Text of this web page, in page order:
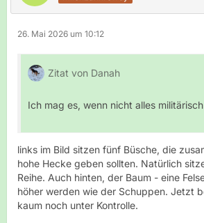
26. Mai 2026 um 10:12
Zitat von Danah
Ich mag es, wenn nicht alles
links im Bild sitzen fünf Büsche, die
hohe Hecke geben sollten. Natürlich
Reihe. Auch hinten, der Baum - eine
höher werden wie der Schuppen. Jetzt
kaum noch unter Kontrolle.